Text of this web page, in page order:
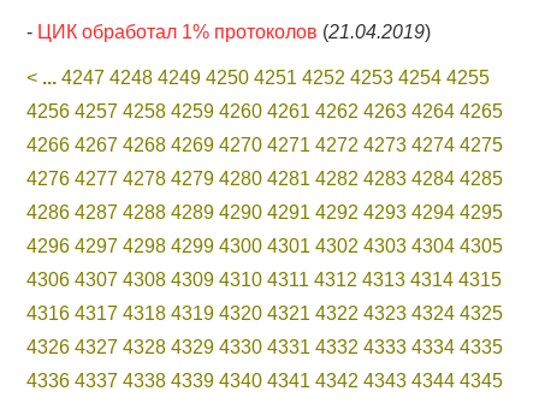
- ЦИК обработал 1% протоколов (21.04.2019)
< ... 4247 4248 4249 4250 4251 4252 4253 4254 4255
4256 4257 4258 4259 4260 4261 4262 4263 4264 4265
4266 4267 4268 4269 4270 4271 4272 4273 4274 4275
4276 4277 4278 4279 4280 4281 4282 4283 4284 4285
4286 4287 4288 4289 4290 4291 4292 4293 4294 4295
4296 4297 4298 4299 4300 4301 4302 4303 4304 4305
4306 4307 4308 4309 4310 4311 4312 4313 4314 4315
4316 4317 4318 4319 4320 4321 4322 4323 4324 4325
4326 4327 4328 4329 4330 4331 4332 4333 4334 4335
4336 4337 4338 4339 4340 4341 4342 4343 4344 4345